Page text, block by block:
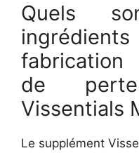
Quels
fabrication
de
Vissentials
Le supplément